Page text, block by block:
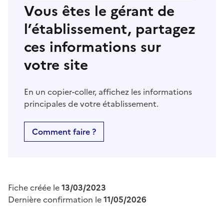
Vous êtes le gérant de
l’établissement, partagez
ces informations sur
votre site
En un copier-coller, affichez les informations
principales de votre établissement.
Comment faire ?
Fiche créée le13/03/2023
Dernière confirmation le11/05/2026